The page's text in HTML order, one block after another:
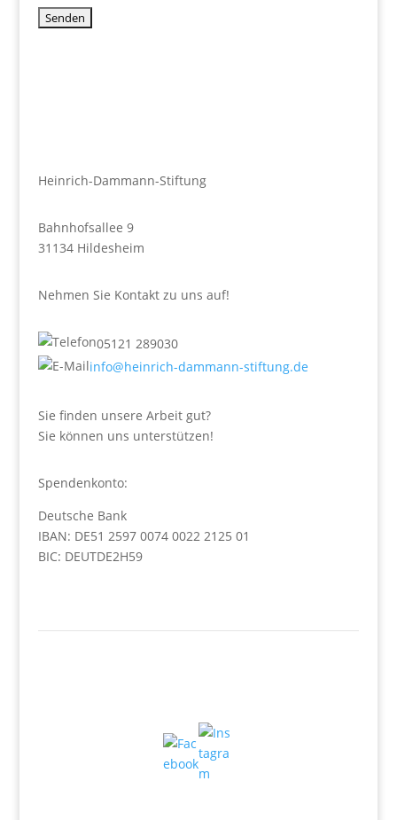
Heinrich-Dammann-Stiftung
Bahnhofsallee 9
31134 Hildesheim
Nehmen Sie Kontakt zu uns auf!
05121 289030
info@heinrich-dammann-stiftung.de
Sie finden unsere Arbeit gut?
Sie können uns unterstützen!
Spendenkonto:
Deutsche Bank
IBAN: DE51 2597 0074 0022 2125 01
BIC: DEUTDE2H59